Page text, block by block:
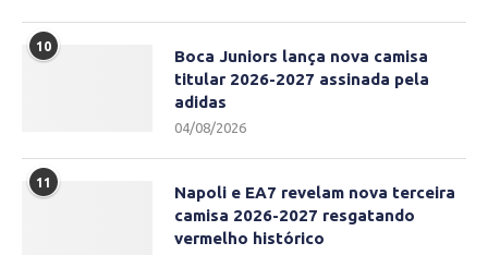
10
Boca Juniors lança nova camisa
titular 2026-2027 assinada pela
adidas
04/08/2026
11
Napoli e EA7 revelam nova terceira
camisa 2026-2027 resgatando
vermelho histórico